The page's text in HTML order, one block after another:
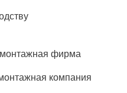
фирма
компания